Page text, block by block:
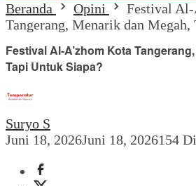
Beranda
Opini
Festival Al-
Tangerang, Menarik dan Megah,
Festival Al-A’zhom Kota
Tapi Untuk Siapa?
Suryo S
Juni 18, 2026Juni 18, 2026154